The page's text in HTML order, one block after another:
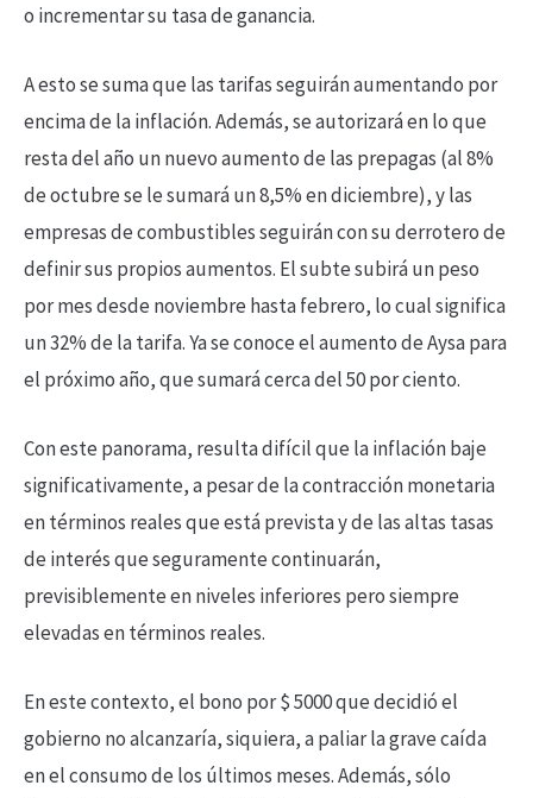
o incrementar su tasa de ganancia.
A esto se suma que las tarifas seguirán aumentando por
encima de la inflación. Además, se autorizará en lo que
resta del año un nuevo aumento de las prepagas (al 8%
de octubre se le sumará un 8,5% en diciembre), y las
empresas de combustibles seguirán con su derrotero de
definir sus propios aumentos. El subte subirá un peso
por mes desde noviembre hasta febrero, lo cual significa
un 32% de la tarifa. Ya se conoce el aumento de Aysa para
el próximo año, que sumará cerca del 50 por ciento.
Con este panorama, resulta difícil que la inflación baje
significativamente, a pesar de la contracción monetaria
en términos reales que está prevista y de las altas tasas
de interés que seguramente continuarán,
previsiblemente en niveles inferiores pero siempre
elevadas en términos reales.
En este contexto, el bono por $ 5000 que decidió el
gobierno no alcanzaría, siquiera, a paliar la grave caída
en el consumo de los últimos meses. Además, sólo